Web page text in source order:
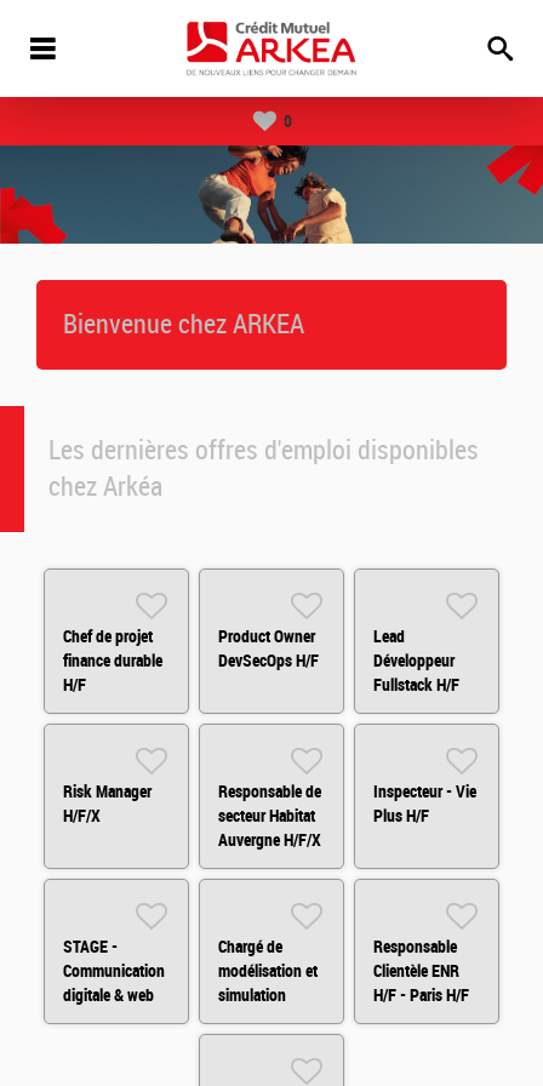
0
Bienvenue chez ARKEA
Les dernières offres d'emploi disponibles
chez Arkéa
Chef de projet
finance durable
H/F
Product Owner
DevSecOps H/F
Lead
Développeur
Fullstack H/F
H/F
Risk Manager
H/F/X
Responsable de
secteur Habitat
Auvergne H/F/X
- Départements
Inspecteur - Vie
Plus H/F
STAGE -
Communication
digitale & web
analytics H/F
Chargé de
modélisation et
simulation
financière H/F
Responsable
Clientèle ENR
H/F - Paris H/F